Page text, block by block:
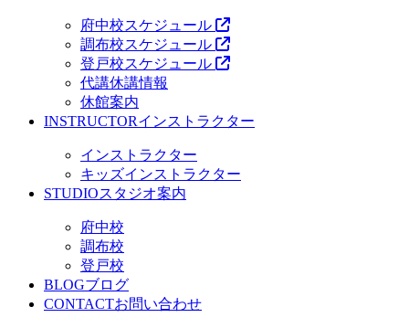
府中校スケジュール
調布校スケジュール
登戸校スケジュール
代講休講情報
休館案内
INSTRUCTORインストラクター
インストラクター
キッズインストラクター
STUDIOスタジオ案内
府中校
調布校
登戸校
BLOGブログ
CONTACTお問い合わせ